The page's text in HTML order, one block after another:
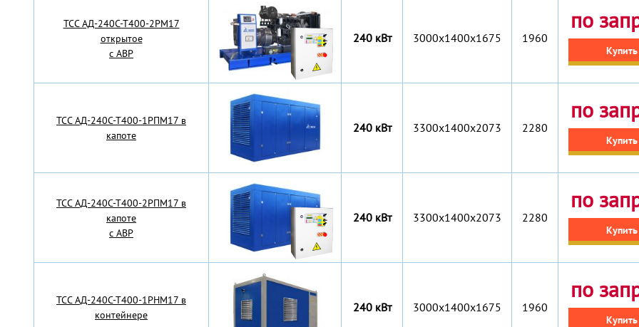
TCC АД-240С-Т400-2РМ17
открытое
с АВР
240 кВт 3000x1400x1675 1960
по
Купить
TCC АД-240С-Т400-1РПМ17 в
капоте
240 кВт 3300x1400x2073 2280
по
Купить
TCC АД-240С-Т400-2РПМ17 в
капоте
с АВР
240 кВт 3300x1400x2073 2280
по
Купить
TCC АД-240С-Т400-1РНМ17 в
контейнере
240 кВт 3000x1400x1675 1960
по
Купить